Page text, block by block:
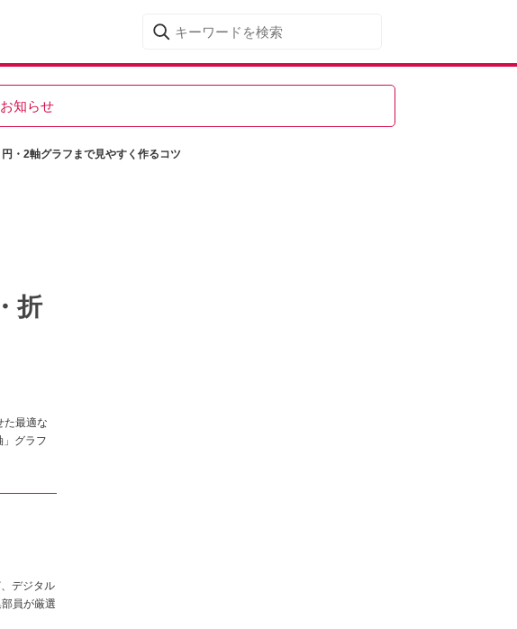
知らせ
・2軸グラフまで見やすく作るコツ
折
た最適な
」グラフ
デジタル
員が厳選